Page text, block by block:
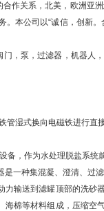
作关系，北美，欧洲亚
本公司以“诚信，创新
，泵，过滤器，机器人
湿式换向电磁铁进行
，作为水处理脱盐系
一种集混凝、澄清、过
输送到滤罐顶部的洗
棉等材料组成，压缩